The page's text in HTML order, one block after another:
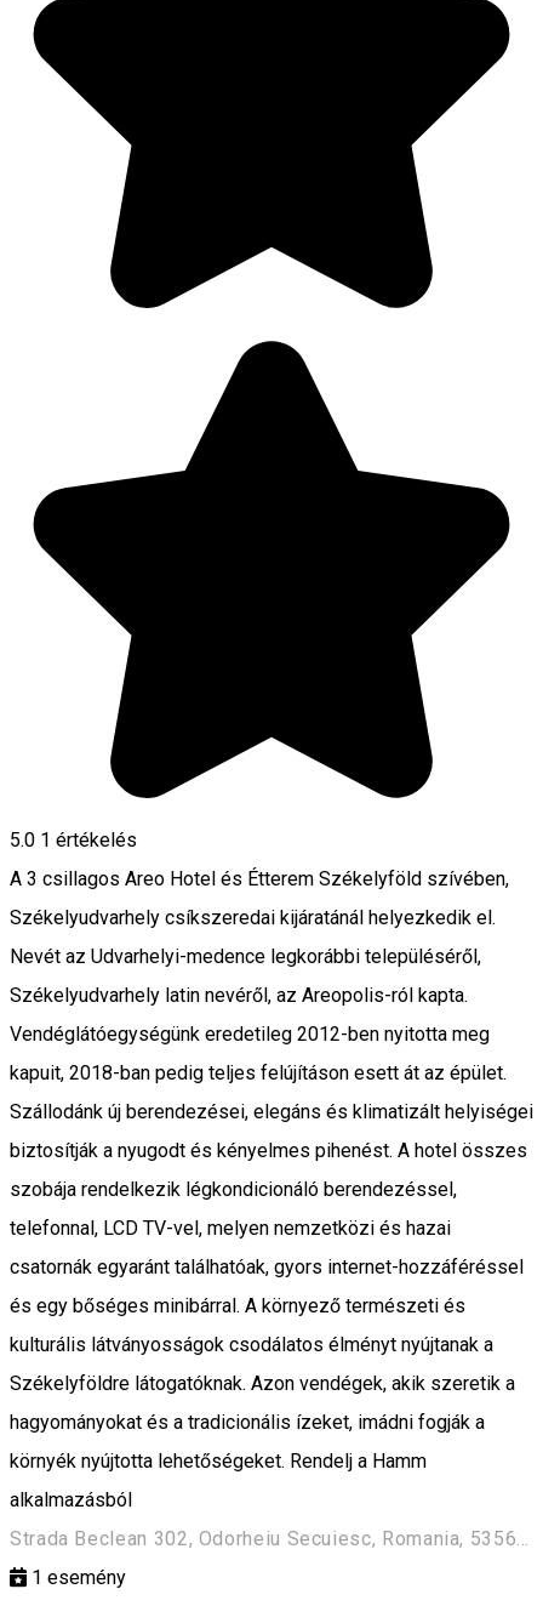
5.0 1 értékelés
A 3 csillagos Areo Hotel és Étterem Székelyföld szívében,
Székelyudvarhely csíkszeredai kijáratánál helyezkedik el.
Nevét az Udvarhelyi-medence legkorábbi településéről,
Székelyudvarhely latin nevéről, az Areopolis-ról kapta.
Vendéglátóegységünk eredetileg 2012-ben nyitotta meg
kapuit, 2018-ban pedig teljes felújításon esett át az épület.
Szállodánk új berendezései, elegáns és klimatizált helyiségei
biztosítják a nyugodt és kényelmes pihenést. A hotel összes
szobája rendelkezik légkondicionáló berendezéssel,
telefonnal, LCD TV-vel, melyen nemzetközi és hazai
csatornák egyaránt találhatóak, gyors internet-hozzáféréssel
és egy bőséges minibárral. A környező természeti és
kulturális látványosságok csodálatos élményt nyújtanak a
Székelyföldre látogatóknak. Azon vendégek, akik szeretik a
hagyományokat és a tradicionális ízeket, imádni fogják a
környék nyújtotta lehetőségeket. Rendelj a Hamm
alkalmazásból
Strada Beclean 302, Odorheiu Secuiesc, Romania, 535600
1 esemény